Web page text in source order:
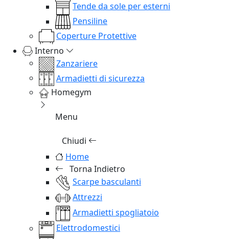
Tende da sole per esterni
Pensiline
Coperture Protettive
Interno
Zanzariere
Armadietti di sicurezza
Homegym
Menu
Chiudi
Home
Torna Indietro
Scarpe basculanti
Attrezzi
Armadietti spogliatoio
Elettrodomestici